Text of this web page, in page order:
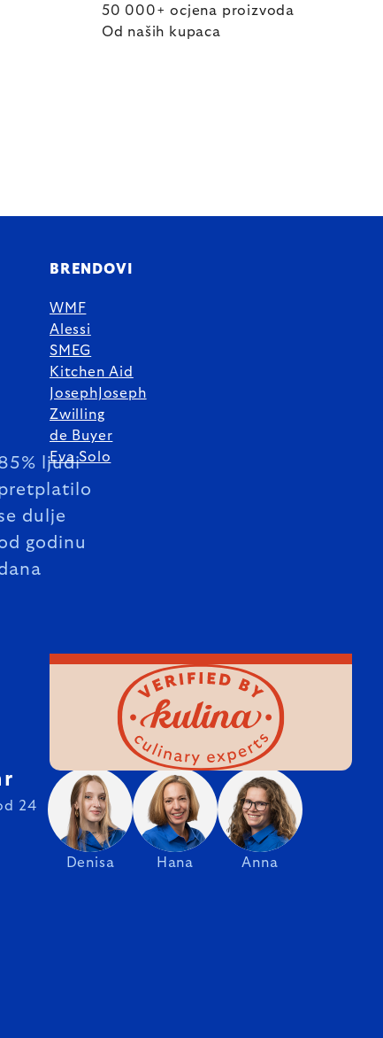
50 000+ ocjena proizvoda
Od naših kupaca
ljudi
dulje
godinu
BRENDOVI
WMF
Alessi
SMEG
Kitchen Aid
JosephJoseph
Zwilling
de Buyer
Eva Solo
Denisa Hana Anna
24